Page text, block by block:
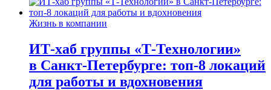
Жизнь в компании
ИТ-хаб группы «Т-Технологии»
в Санкт-Петербурге: топ-8 локаций
для работы и вдохновения